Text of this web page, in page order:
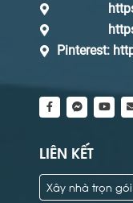
Pinterest:
LIÊN KẾT
Xây nhà trọn